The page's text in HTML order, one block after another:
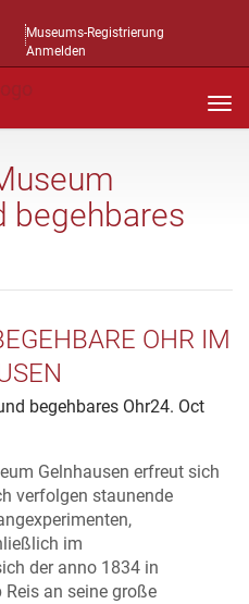
Museums-Registrierung
Anmelden
begehbares
OHR IM
begehbares Ohr24. Oct
Gelnhausen erfreut sich
verfolgen staunende
im
der anno 1834 in
an seine große